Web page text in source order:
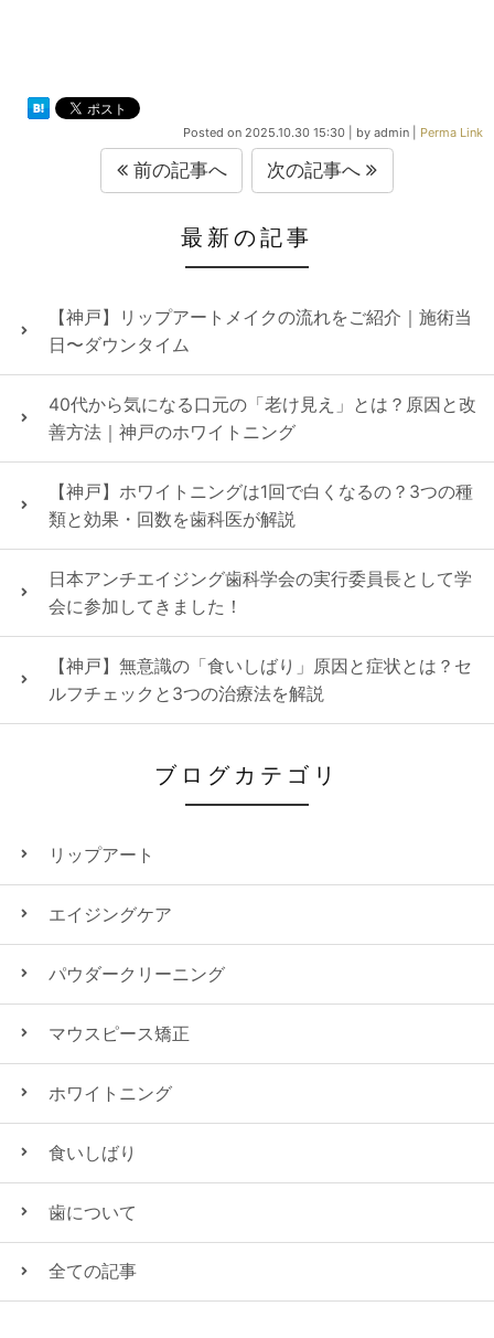
Posted on 2025.10.30 15:30 by admin Perma Link
前の記事へ 次の記事へ
最新の記事
【神戸】リップアートメイクの流れをご紹介｜施術当
日〜ダウンタイム
40代から気になる口元の「老け見え」とは？原因と改
善方法｜神戸のホワイトニング
【神戸】ホワイトニングは1回で白くなるの？3つの種
類と効果・回数を歯科医が解説
日本アンチエイジング歯科学会の実行委員長として学
会に参加してきました！
【神戸】無意識の「食いしばり」原因と症状とは？セ
ルフチェックと3つの治療法を解説
ブログカテゴリ
リップアート
エイジングケア
パウダークリーニング
マウスピース矯正
ホワイトニング
食いしばり
歯について
全ての記事